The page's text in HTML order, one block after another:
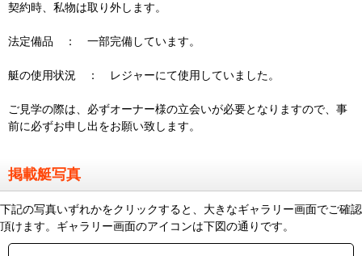
契約時、私物は取り外します。
法定備品 ： 一部完備しています。
艇の使用状況 ： レジャーにて使用していました。
ご見学の際は、必ずオーナー様の立会いが必要となりますので、事
前に必ずお申し出をお願い致します。
掲載艇写真
下記の写真いずれかをクリックすると、大きなギャラリー画面でご確認
頂けます。ギャラリー画面のアイコンは下図の通りです。